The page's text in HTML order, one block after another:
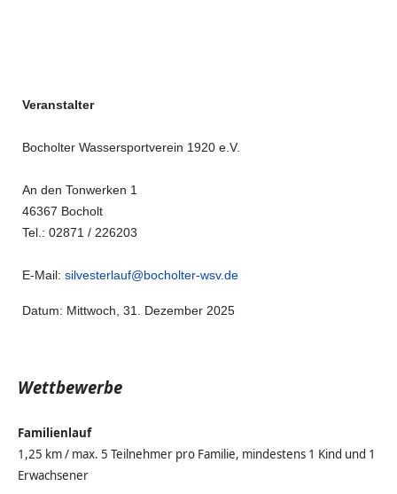
Veranstalter
Bocholter Wassersportverein 1920 e.V.
An den Tonwerken 1
46367 Bocholt
Tel.: 02871 / 226203
E-Mail: silvesterlauf@bocholter-wsv.de
Datum: Mittwoch, 31. Dezember 2025
Wettbewerbe
Familienlauf
1,25 km / max. 5 Teilnehmer pro Familie, mindestens 1 Kind und 1
Erwachsener